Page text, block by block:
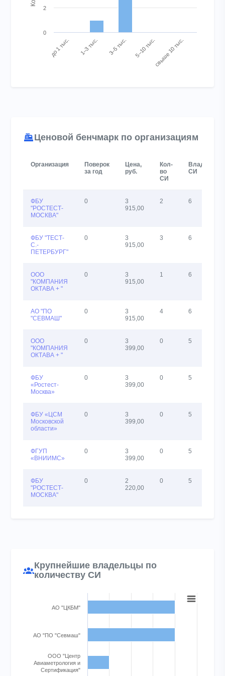
до 1 тыс. 1–3 тыс. 3–5 тыс. 5–10 тыс.свыше 10 тыс.
0
2
Ценовой бенчмарк по организациям
Организация
Поверок
за год
Цена,
руб.
Кол-
во
СИ
СИ
ФБУ
"РОСТЕСТ-
МОСКВА"
0
3
915,00
2 6
ФБУ "ТЕСТ-
С.-
ПЕТЕРБУРГ"
0
3
915,00
3 6
ООО
"КОМПАНИЯ
ОКТАВА + "
0
3
915,00
1 6
АО "ПО
"СЕВМАШ"
0
3
915,00
4 6
ООО
"КОМПАНИЯ
ОКТАВА + "
0
3
399,00
0 5
ФБУ
«Ростест-
Москва»
0
3
399,00
0 5
ФБУ «ЦСМ
Московской
области»
0
3
399,00
0 5
ФГУП
«ВНИИМС»
0
3
399,00
0 5
ФБУ
"РОСТЕСТ-
МОСКВА"
0
2
220,00
0 5
Крупнейшие владельцы по
количеству СИ
Bar chart with 5 bars.
The chart has 1 X axis displaying categories.
АО "ЦКБМ"
АО "ПО "Севмаш"
ООО "Центр
Авиаметрология и
Сертификация"